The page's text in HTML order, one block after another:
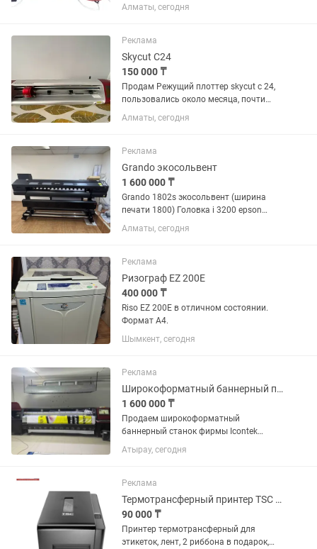
плоттер Mimaki CG-60AR
Комплект отлично подойдет для
изготовления...
Алматы, сегодня
Реклама
Skycut C24
150 000 ₸
Продам Режущий плоттер skycut c 24,
пользовались около месяца, почти
новая. Продаю в связи со сменой
деятельности. Могу доставить по
.
Алматы, сегодня
Реклама
Grando экосольвент
1 600 000 ₸
Grando 1802s экосольвент (ширина
печати 1800) Головка i 3200 epson
Оборудование в отличном
техническом и внешнем состоянии.
повреждений и царапины
Алматы, сегодня
Реклама
Ризограф EZ 200E
400 000 ₸
Riso EZ 200E в отличном состоянии.
Формат А4.
Шымкент, сегодня
Реклама
Широкоформатный баннерный принтер Icontek
1 600 000 ₸
Продаем широкоформатный
баннерный станок фирмы Icontek
(строение почти такое же как у
Инфинити). Продаем потому что нужно
оборудования. Головы Seiko 510 4шт.
Можно...
Атырау, сегодня
Реклама
Термотрансферный принтер TSC TE200
90 000 ₸
Принтер термотрансферный для
этикеток, лент, 2 риббона в подарок,